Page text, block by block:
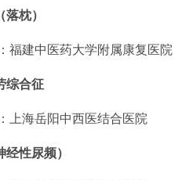
枕）
福建中医药大学附属康复医院
综合征
上海岳阳中西医结合医院
经性尿频）